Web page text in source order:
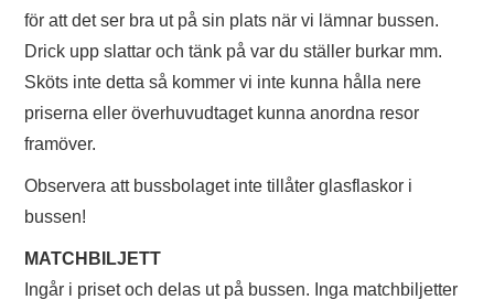
för att det ser bra ut på sin plats när vi lämnar bussen.
Drick upp slattar och tänk på var du ställer burkar mm.
Sköts inte detta så kommer vi inte kunna hålla nere
priserna eller överhuvudtaget kunna anordna resor
framöver.
Observera att bussbolaget inte tillåter glasflaskor i
bussen!
MATCHBILJETT
Ingår i priset och delas ut på bussen. Inga matchbiljetter